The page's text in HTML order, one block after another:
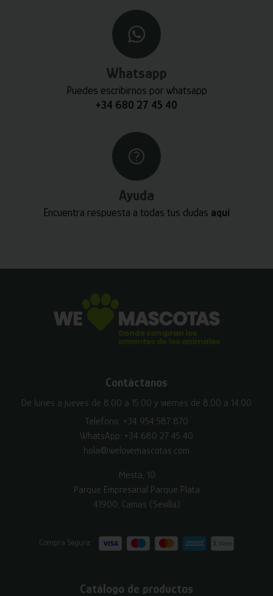
Whatsapp
Puedes escribirnos por whatsapp
+34 680 27 45 40
Ayuda
Encuentra respuesta a todas tus dudas aquí
Contáctanos
De lunes a jueves de 8:00 a 15:00 y viernes de 8:00 a 14:00
Teléfono: +34 954 587 870
WhatsApp: +34 680 27 45 40
hola@welovemascotas.com
Mesta, 10
Parque Empresarial Parque Plata
41900, Camas (Sevilla)
Compra Segura:
Catálogo de productos